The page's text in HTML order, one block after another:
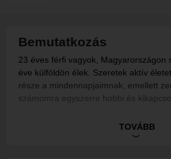
Bemutatkozás
23 éves férfi vagyok, Magyarországon
éve külföldön élek. Szeretek aktív
része a mindennapjaimnak, emellett
számomra egyszerre hobbi és
Szívesen töltöm az estéimet a
kellemes sétáról, baráti programról
TOVÁBB